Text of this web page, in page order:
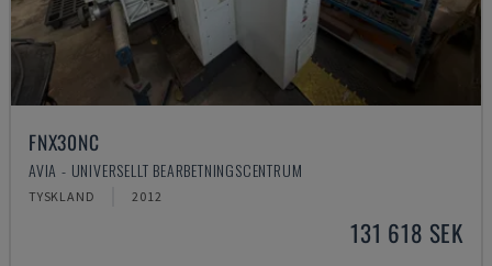
FNX30NC
AVIA - UNIVERSELLT BEARBETNINGSCENTRUM
TYSKLAND 2012
131 618 SEK